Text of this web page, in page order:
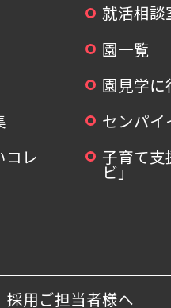
就活相談
園一覧
園見学
センパ
コレ
子育て支
ビ」
採用ご担当者様へ